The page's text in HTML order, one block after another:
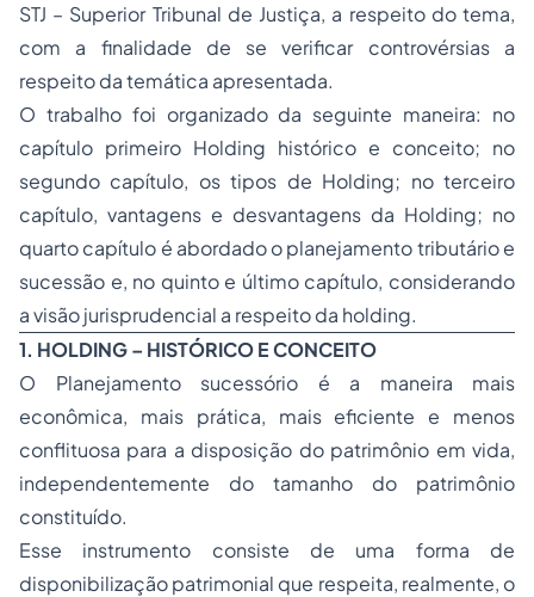
STJ – Superior Tribunal de Justiça, a respeito do tema,
com a finalidade de se verificar controvérsias a
respeito da temática apresentada.
O trabalho foi organizado da seguinte maneira: no
capítulo primeiro Holding histórico e conceito; no
segundo capítulo, os tipos de Holding; no terceiro
capítulo, vantagens e desvantagens da Holding; no
quarto capítulo é abordado o planejamento tributário e
sucessão e, no quinto e último capítulo, considerando
a visão jurisprudencial a respeito da holding.
1. HOLDING – HISTÓRICO E CONCEITO
O Planejamento sucessório é a maneira mais
econômica, mais prática, mais eficiente e menos
conflituosa para a disposição do patrimônio em vida,
independentemente do tamanho do patrimônio
constituído.
Esse instrumento consiste de uma forma de
disponibilização patrimonial que respeita, realmente, o